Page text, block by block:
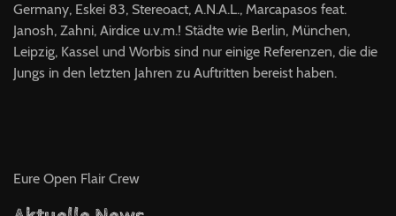
Germany, Eskei 83, Stereoact, A.N.A.L., Marcapasos feat.
Janosh, Zahni, Airdice u.v.m.! Städte wie Berlin, München,
Leipzig, Kassel und Worbis sind nur einige Referenzen, die die
Jungs in den letzten Jahren zu Auftritten bereist haben.
Eure Open Flair Crew